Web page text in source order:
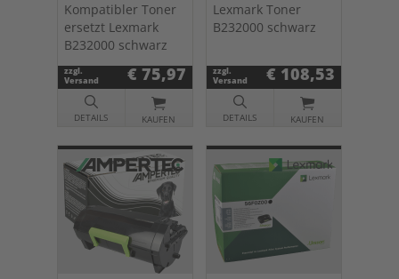
Kompatibler Toner
ersetzt Lexmark
B232000 schwarz
zzgl.
Versand
€ 75,97
DETAILS KAUFEN
Lexmark Toner
B232000 schwarz
zzgl.
Versand
€ 108,53
DETAILS KAUFEN